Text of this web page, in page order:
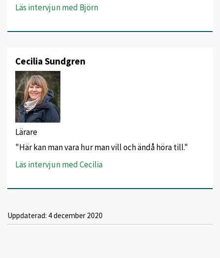
Läs intervjun med Björn
Cecilia Sundgren
Lärare
"Här kan man vara hur man vill och ändå höra till."
Läs intervjun med Cecilia
Uppdaterad: 4 december 2020